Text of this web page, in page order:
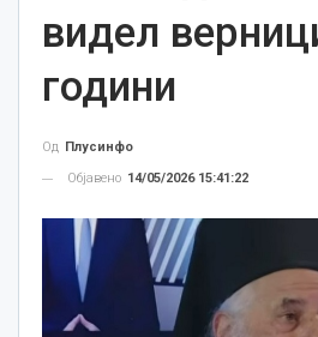
видел
години
Од Плусинфо
Објавено 14/05/2026 15:41:22